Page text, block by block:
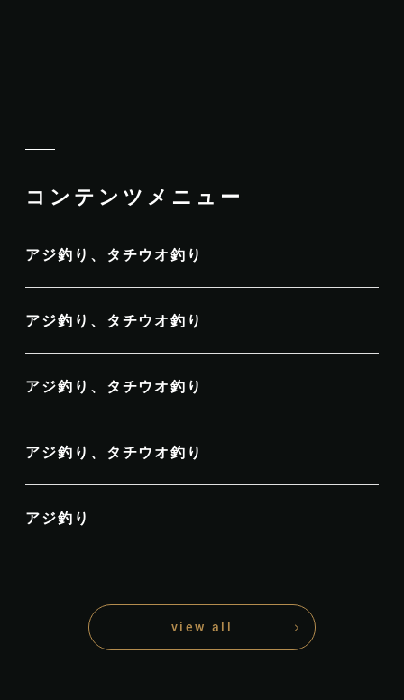
コンテンツメニュー
アジ釣り、タチウオ釣り
アジ釣り、タチウオ釣り
アジ釣り、タチウオ釣り
アジ釣り、タチウオ釣り
アジ釣り
view all